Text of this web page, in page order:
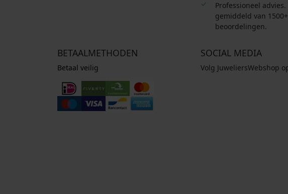
Professioneel advies.
gemiddeld van 1500+
beoordelingen.
BETAALMETHODEN
Betaal veilig
SOCIAL MEDIA
Volg JuweliersWebshop